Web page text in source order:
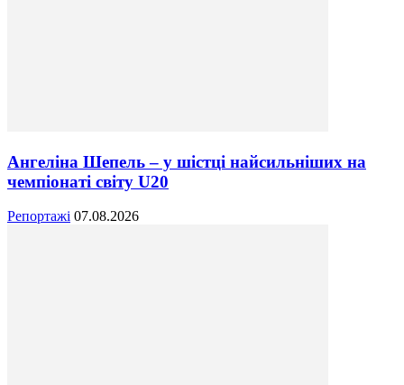
Ангеліна Шепель – у шістці найсильніших на
чемпіонаті світу U20
Репортажі 07.08.2026